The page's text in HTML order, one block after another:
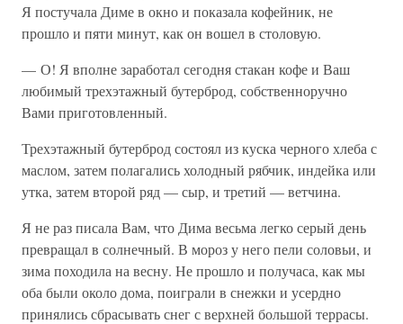
Я постучала Диме в окно и показала кофейник, не
прошло и пяти минут, как он вошел в столовую.
— О! Я вполне заработал сегодня стакан кофе и Ваш
любимый трехэтажный бутерброд, собственноручно
Вами приготовленный.
Трехэтажный бутерброд состоял из куска черного хлеба с
маслом, затем полагались холодный рябчик, индейка или
утка, затем второй ряд — сыр, и третий — ветчина.
Я не раз писала Вам, что Дима весьма легко серый день
превращал в солнечный. В мороз у него пели соловьи, и
зима походила на весну. Не прошло и получаса, как мы
оба были около дома, поиграли в снежки и усердно
принялись сбрасывать снег с верхней большой террасы.